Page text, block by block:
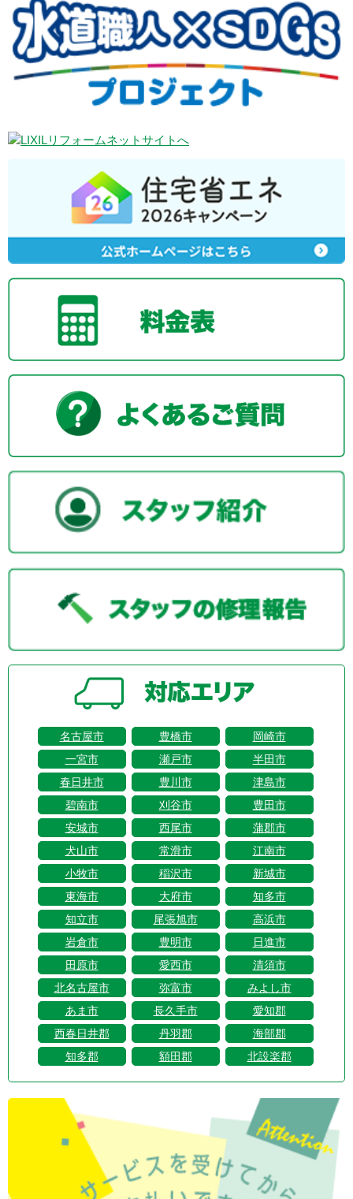
名古屋市 豊橋市
岡崎市
一宮市
瀬戸市
半田市
春日井市
豊川市
津島市
碧南市
刈谷市
豊田市
安城市
西尾市
蒲郡市
犬山市
常滑市
江南市
小牧市
稲沢市
新城市
東海市
大府市
知多市
知立市
尾張旭市
高浜市
岩倉市
豊明市
日進市
田原市
愛西市
清須市
北名古屋市
弥富市
みよし市
あま市
長久手市
愛知郡
西春日井郡
丹羽郡
海部郡
知多郡
額田郡 北設楽郡